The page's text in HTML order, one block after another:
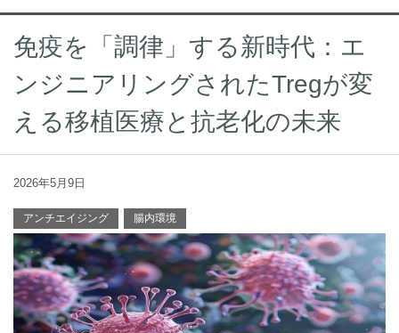
免疫を「調律」する新時代：エ
ンジニアリングされたTregが変
える移植医療と抗老化の未来
2026年5月9日
アンチエイジング 腸内環境